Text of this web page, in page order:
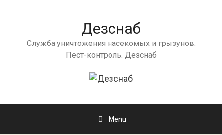
Дезснаб
Служба уничтожения насекомых и грызунов.
Пест-контроль. Дезснаб
Menu